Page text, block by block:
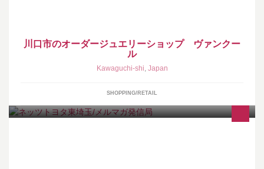
川口市のオーダージュエリーショップ ヴァンクー
ル
Kawaguchi-shi, Japan
SHOPPING/RETAIL